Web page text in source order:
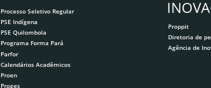
Processo Seletivo Regular
PSE Indígena
PSE Quilombola
Programa Forma Pará
Parfor
Calendários Acadêmicos
Proen
Proges
Proppit
Diretoria de
Agência de